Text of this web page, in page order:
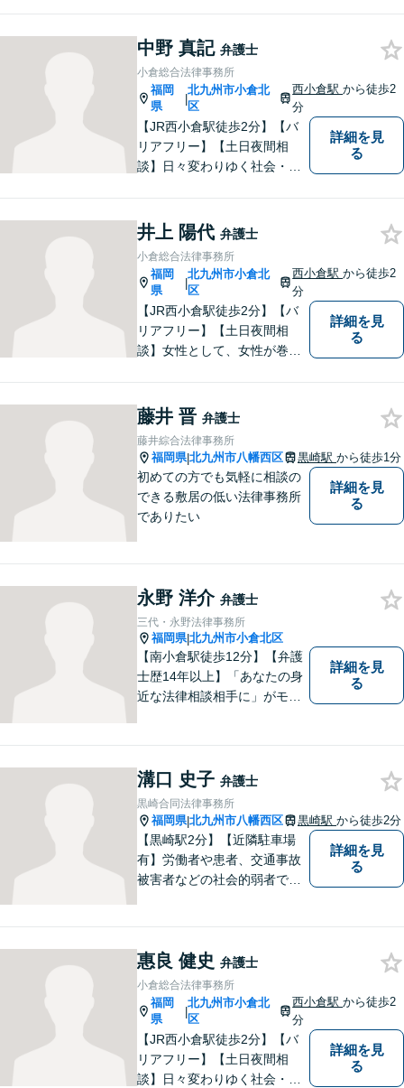
いたします。お困りの方は、
ご相談ください。
中野 真記 弁護士
小倉総合法律事務所
福岡
県
|
北九州市小倉北
区
西小倉駅から徒歩2
分
【JR西小倉駅徒歩2分】【バ
リアフリー】【土日夜間相
談】日々変わりゆく社会・法
だける良質なリーガルサービ
スを提供できるよう日々研鑽
に努めてまいります。お気軽
にご相談ください。
詳細を見
る
井上 陽代 弁護士
小倉総合法律事務所
福岡
県
|
北九州市小倉北
区
西小倉駅から徒歩2
分
【JR西小倉駅徒歩2分】【バ
リアフリー】【土日夜間相
談】女性として、女性が巻き
極的に対応しております。男
性弁護士には相談しづらいと
いう女性の方もお気軽にご相
談下さい。
詳細を見
る
藤井 晋 弁護士
藤井綜合法律事務所
福岡県|北九州市八幡西区 黒崎駅 から徒歩1分
初めての方でも気軽に相談の
できる敷居の低い法律事務所
でありたい
詳細を見
る
永野 洋介 弁護士
三代・永野法律事務所
福岡県|北九州市小倉北区
【南小倉駅徒歩12分】【弁護
士歴14年以上】「あなたの身
近な法律相談相手に」がモッ
える問題に注力しております
ので、お気軽にご相談くださ
いませ。【駐車場あり】
詳細を見
る
溝口 史子 弁護士
黒崎合同法律事務所
福岡県|北九州市八幡西区 黒崎駅 から徒歩2分
【黒崎駅2分】【近隣駐車場
有】労働者や患者、交通事故
被害者などの社会的弱者であ
依頼者の皆様にとってより良
い解決が得られるよう、尽力
します。お気軽にご相談くだ
さい。
詳細を見
る
惠良 健史 弁護士
小倉総合法律事務所
福岡
県
|
北九州市小倉北
区
西小倉駅から徒歩2
分
【JR西小倉駅徒歩2分】【バ
リアフリー】【土日夜間相
談】日々変わりゆく社会・法
詳細を見
る